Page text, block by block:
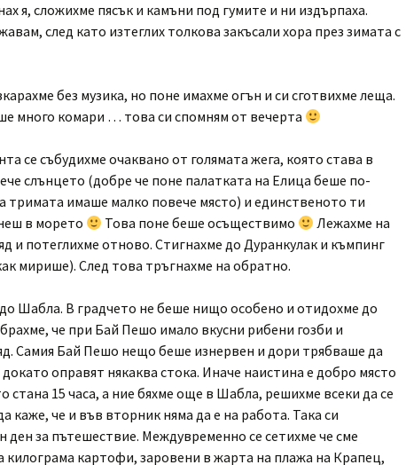
я, сложихме пясък и камъни под гумите и ни издърпаха.
след като изтеглих толкова закъсали хора през зимата с
без музика, но поне имахме огън и си сготвихме леща.
много комари … това си спомням от вечерта
се събудихме очаквано от голямата жега, която става в
слънцето (добре че поне палатката на Елица беше по-
тримата имаше малко повече място) и единственото ти
в морето
Това поне беше осъществимо
Лежахме на
и потеглихме отново. Стигнахме до Дуранкулак и къмпинг
мирише). След това тръгнахме на обратно.
Шабла. В градчето не беше нищо особено и отидохме до
че при Бай Пешо имало вкусни рибени гозби и
Самия Бай Пешо нещо беше изнервен и дори трябваше да
оправят някаква стока. Иначе наистина е добро място
стана 15 часа, а ние бяхме още в Шабла, решихме всеки да се
каже, че и във вторник няма да е на работа. Така си
ден за пътешествие. Междувременно се сетихме че сме
килограма картофи, заровени в жарта на плажа на Крапец,